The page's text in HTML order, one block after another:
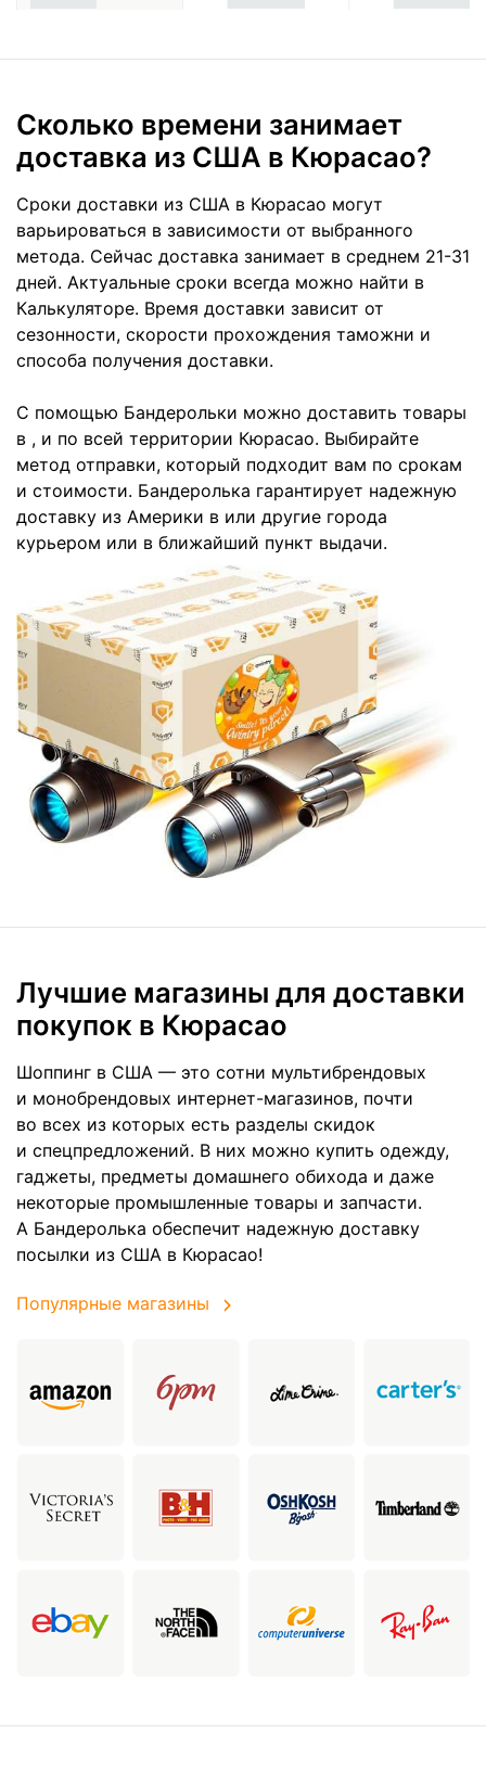
Сколько времени занимает
доставка из США в Кюрасао?
Сроки доставки из США в Кюрасао могут
варьироваться в зависимости от выбранного
метода. Сейчас доставка занимает в среднем 21-31
дней. Актуальные сроки всегда можно найти в
Калькуляторе. Время доставки зависит от
сезонности, скорости прохождения таможни и
способа получения доставки.
С помощью Бандерольки можно доставить товары
в , и по всей территории Кюрасао. Выбирайте
метод отправки, который подходит вам по срокам
и стоимости. Бандеролька гарантирует надежную
доставку из Америки в или другие города
курьером или в ближайший пункт выдачи.
Лучшие магазины для доставки
покупок в Кюрасао
Шоппинг в США — это сотни мультибрендовых
и монобрендовых интернет-магазинов, почти
во всех из которых есть разделы скидок
и спецпредложений. В них можно купить одежду,
гаджеты, предметы домашнего обихода и даже
некоторые промышленные товары и запчасти.
А Бандеролька обеспечит надежную доставку
посылки из США в Кюрасао!
Популярные магазины